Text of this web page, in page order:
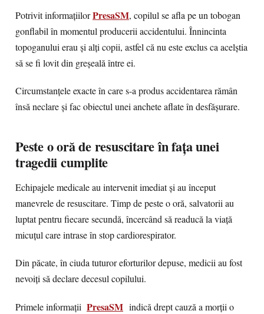
Potrivit informațiilorPresaSM, copilul se afla pe un tobogan
gonflabil în momentul producerii accidentului. Înnincinta
topoganului erau și alți copii, astfel că nu este exclus ca acelștia
să se fi lovit din greșeală între ei.
Circumstanțele exacte în care s-a produs accidentarea rămân
însă neclare și fac obiectul unei anchete aflate în desfășurare.
Peste o oră de resuscitare în fața unei
tragedii cumplite
Echipajele medicale au intervenit imediat și au început
manevrele de resuscitare. Timp de peste o oră, salvatorii au
luptat pentru fiecare secundă, încercând să readucă la viață
micuțul care intrase în stop cardiorespirator.
Din păcate, în ciuda tuturor eforturilor depuse, medicii au fost
nevoiți să declare decesul copilului.
Primele informații PresaSM indică drept cauză a morții o